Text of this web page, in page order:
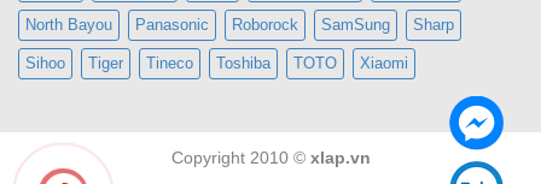
North Bayou Panasonic Roborock SamSung Sharp
Sihoo Tiger Tineco Toshiba TOTO Xiaomi
Copyright 2010 © xlap.vn